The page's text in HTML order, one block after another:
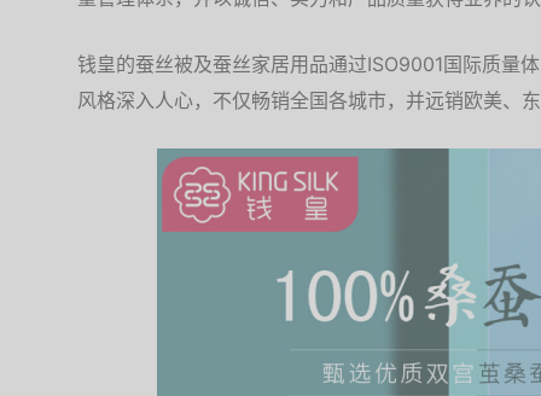
钱皇的蚕丝被及蚕丝家居用品通过ISO9001国际质量
风格深入人心，不仅畅销全国各城市，并远销欧美、